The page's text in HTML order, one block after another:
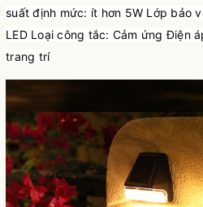
suất định mức: ít hơn 5W Lớp bảo
LED Loại công tắc: Cảm ứng Điện
trang trí